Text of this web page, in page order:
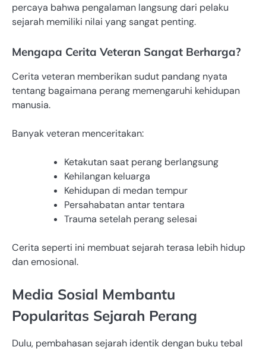
percaya bahwa pengalaman langsung dari pelaku
sejarah memiliki nilai yang sangat penting.
Mengapa Cerita Veteran Sangat Berharga?
Cerita veteran memberikan sudut pandang nyata
tentang bagaimana perang memengaruhi kehidupan
manusia.
Banyak veteran menceritakan:
Ketakutan saat perang berlangsung
Kehilangan keluarga
Kehidupan di medan tempur
Persahabatan antar tentara
Trauma setelah perang selesai
Cerita seperti ini membuat sejarah terasa lebih hidup
dan emosional.
Media Sosial Membantu
Popularitas Sejarah Perang
Dulu, pembahasan sejarah identik dengan buku tebal